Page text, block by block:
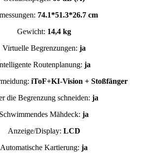
74.1*51.3*26.7 cm
Gewicht: 14,4 kg
Virtuelle Begrenzungen: ja
Routenplanung: ja
iToF+KI-Vision + Stoßfänger
die Begrenzung schneiden: ja
Schwimmendes Mähdeck: ja
Anzeige/Display: LCD
Automatische Kartierung: ja